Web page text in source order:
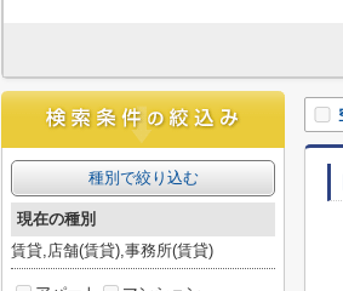
種別で絞り込む
現在の種別
賃貸,店舗(賃貸),事務所(賃貸)